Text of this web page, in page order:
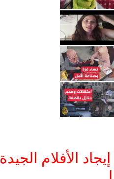
الأفلام الجيدة